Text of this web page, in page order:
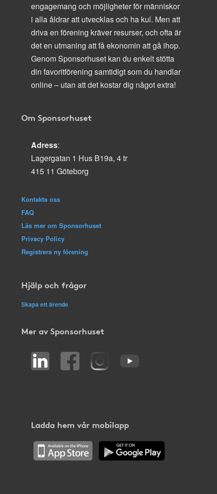
engagemang och möjligheter för människor
i alla åldrar att utvecklas och ha kul. Men att
driva en förening kräver resurser, och ofta är
det en utmaning att få ekonomin att gå ihop.
Genom Sponsorhuset kan du enkelt stötta
din favoritförening samtidigt som du handlar
online – utan att det kostar dig något extra!
Om Sponsorhuset
Adress:
Lagergatan 1 Hus B19a, 4 tr
415 11 Göteborg
Kontakta oss
FAQ
Läs mer om Sponsorhuset
Privacy Policy
Registrera ny förening
Hjälp och frågor
Skapa ett ärende
Mer av Sponsorhuset
Ladda hem vår mobilapp